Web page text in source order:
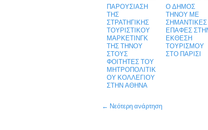
ΠΑΡΟΥΣΙΑΣΗ
ΤΗΣ
ΣΤΡΑΤΗΓΙΚΗΣ
ΤΟΥΡΙΣΤΙΚΟΥ
ΜΑΡΚΕΤΙΝΓΚ
ΤΗΣ ΤΗΝΟΥ
ΣΤΟΥΣ
ΦΟΙΤΗΤΕΣ ΤΟΥ
ΜΗΤΡΟΠΟΛΙΤΙΚ
ΟΥ ΚΟΛΛΕΓΙΟΥ
ΣΤΗΝ ΑΘΗΝΑ
Ο ΔΗΜΟΣ
ΤΗΝΟΥ ΜΕ
ΣΗΜΑΝΤΙΚΕΣ
ΕΠΑΦΕΣ
ΕΚΘΕΣΗ
ΤΟΥΡΙΣΜΟΥ
ΣΤΟ ΠΑΡΙΣΙ
← Νεότερη ανάρτηση